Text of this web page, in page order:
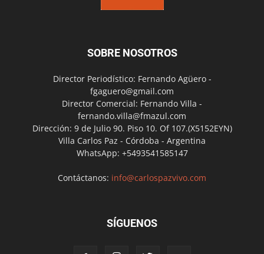
SOBRE NOSOTROS
Director Periodístico: Fernando Agüero -
fgaguero@gmail.com
Director Comercial: Fernando Villa -
fernando.villa@fmazul.com
Dirección: 9 de Julio 90. Piso 10. Of 107.(X5152EYN)
Villa Carlos Paz - Córdoba - Argentina
WhatsApp: +5493541585147
Contáctanos: info@carlospazvivo.com
SÍGUENOS